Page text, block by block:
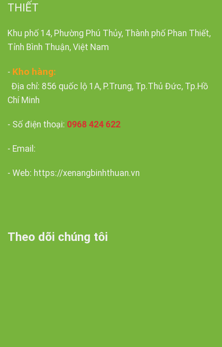
THIẾT
Khu phố 14, Phường Phú Thủy, Thành phố Phan Thiết,
Tỉnh Bình Thuận, Việt Nam
- Kho hàng:
Địa chỉ: 856 quốc lộ 1A, P.Trung, Tp.Thủ Đức, Tp.Hồ
Chí Minh
- Số điện thoại: 0968 424 622
- Email:
- Web: https://xenangbinhthuan.vn
Theo dõi chúng tôi